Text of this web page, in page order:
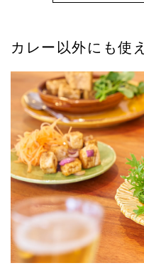
カレー以外にも使